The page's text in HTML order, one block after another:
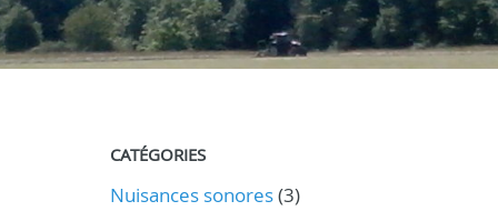
CATÉGORIES
Nuisances sonores(3)